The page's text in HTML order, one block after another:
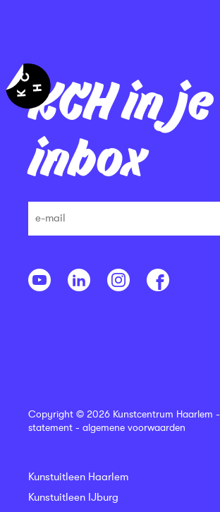
KCH in je
inbox
Copyright © 2026 Kunstcentrum Haarlem -
statement - algemene voorwaarden
Kunstuitleen Haarlem
Kunstuitleen IJburg